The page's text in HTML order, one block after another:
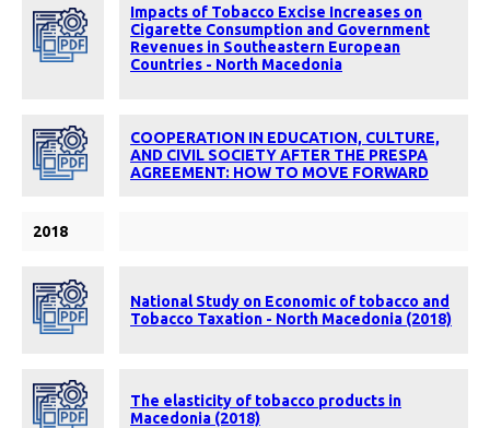
Impacts of Tobacco Excise Increases on
Cigarette Consumption and Government
Revenues in Southeastern European
Countries - North Macedonia
COOPERATION IN EDUCATION, CULTURE,
AND CIVIL SOCIETY AFTER THE PRESPA
AGREEMENT: HOW TO MOVE FORWARD
2018
National Study on Economic of tobacco and
Tobacco Taxation - North Macedonia (2018)
The elasticity of tobacco products in
Macedonia (2018)